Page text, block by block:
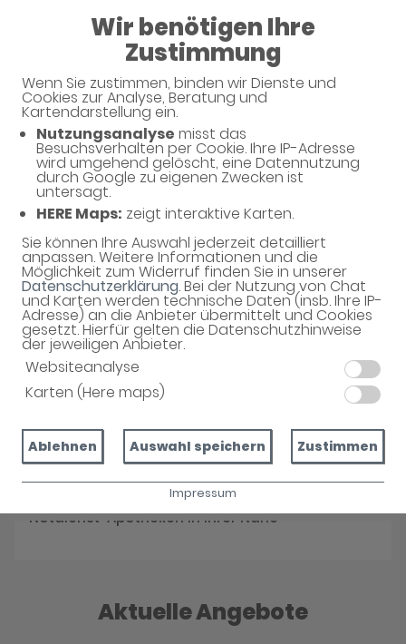
Wir benötigen Ihre
Zustimmung
Wenn Sie zustimmen, binden wir Dienste und
Cookies zur Analyse, Beratung und
Kartendarstellung ein.
Nutzungsanalyse misst das
Besuchsverhalten per Cookie. Ihre IP-Adresse
wird umgehend gelöscht, eine Datennutzung
durch Google zu eigenen Zwecken ist
untersagt.
HERE Maps: zeigt interaktive Karten.
Sie können Ihre Auswahl jederzeit detailliert
anpassen. Weitere Informationen und die
Möglichkeit zum Widerruf finden Sie in unserer
Datenschutzerklärung. Bei der Nutzung von Chat
und Karten werden technische Daten (insb. Ihre IP-
Adresse) an die Anbieter übermittelt und Cookies
gesetzt. Hierfür gelten die Datenschutzhinweise
der jeweiligen Anbieter.
Websiteanalyse
Karten (Here maps)
Ablehnen Auswahl speichern Zustimmen
Impressum
Geschlossen
Schanzen-Apotheke
Willkommen in Ihrer Apotheke
Ihre Gesundheitsberatung vor Ort
Unverbindliche Reservierung
Notdienst-Apotheken in Ihrer Nähe
Aktuelle Angebote